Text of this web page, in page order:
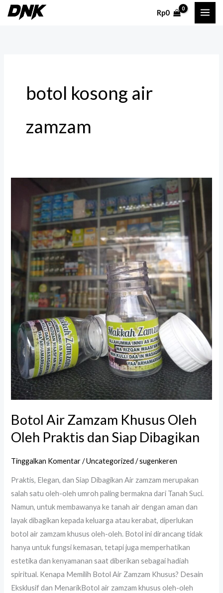
Lewati
Rp0
botol kosong air
zamzam
Botol Air Zamzam Khusus Oleh
Oleh Praktis dan Siap Dibagikan
Tinggalkan Komentar /Uncategorized /sugenkeren
Praktis, Elegan, dan Siap Dibagikan Air zamzam merupakan
salah satu oleh-oleh umroh paling bermakna dari Tanah Suci.
Namun, untuk membawanya ke tanah air dengan aman dan
layak dibagikan kepada keluarga atau kerabat, diperlukan
botol air zamzam khusus oleh-oleh. Botol ini dirancang tidak
hanya untuk fungsi kemasan, tetapi juga memperhatikan
estetika dan kenyamanan saat diberikan sebagai hadiah
spiritual. Kenapa Memilih Botol Air Zamzam Khusus? Desain
Eksklusif dan MenarikBotol air zamzam khusus oleh-oleh
Zamzam
Khusus
Oleh
Oleh
Praktis
dan
Siap
Dibagikan